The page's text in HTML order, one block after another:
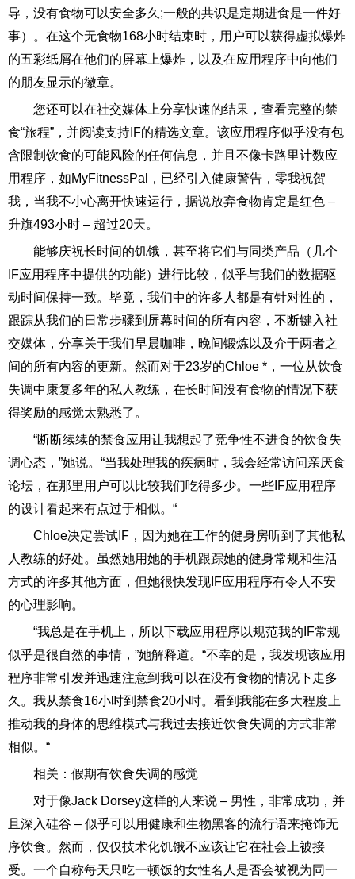
导，没有食物可以安全多久;一般的共识是定期进食是一件好
事）。在这个无食物168小时结束时，用户可以获得虚拟爆炸
的五彩纸屑在他们的屏幕上爆炸，以及在应用程序中向他们
的朋友显示的徽章。
您还可以在社交媒体上分享快速的结果，查看完整的禁
食“旅程”，并阅读支持IF的精选文章。该应用程序似乎没有包
含限制饮食的可能风险的任何信息，并且不像卡路里计数应
用程序，如MyFitnessPal，已经引入健康警告，零我祝贺
我，当我不小心离开快速运行，据说放弃食物肯定是红色 –
升旗493小时 – 超过20天。
能够庆祝长时间的饥饿，甚至将它们与同类产品（几个
IF应用程序中提供的功能）进行比较，似乎与我们的数据驱
动时间保持一致。毕竟，我们中的许多人都是有针对性的，
跟踪从我们的日常步骤到屏幕时间的所有内容，不断键入社
交媒体，分享关于我们早晨咖啡，晚间锻炼以及介于两者之
间的所有内容的更新。然而对于23岁的Chloe *，一位从饮食
失调中康复多年的私人教练，在长时间没有食物的情况下获
得奖励的感觉太熟悉了。
“断断续续的禁食应用让我想起了竞争性不进食的饮食失
调心态，”她说。“当我处理我的疾病时，我会经常访问亲厌食
论坛，在那里用户可以比较我们吃得多少。一些IF应用程序
的设计看起来有点过于相似。“
Chloe决定尝试IF，因为她在工作的健身房听到了其他私
人教练的好处。虽然她用她的手机跟踪她的健身常规和生活
方式的许多其他方面，但她很快发现IF应用程序有令人不安
的心理影响。
“我总是在手机上，所以下载应用程序以规范我的IF常规
似乎是很自然的事情，”她解释道。“不幸的是，我发现该应用
程序非常引发并迅速注意到我可以在没有食物的情况下走多
久。我从禁食16小时到禁食20小时。看到我能在多大程度上
推动我的身体的思维模式与我过去接近饮食失调的方式非常
相似。“
相关：假期有饮食失调的感觉
对于像Jack Dorsey这样的人来说 – 男性，非常成功，并
且深入硅谷 – 似乎可以用健康和生物黑客的流行语来掩饰无
序饮食。然而，仅仅技术化饥饿不应该让它在社会上被接
受。一个自称每天只吃一顿饭的女性名人是否会被视为同一